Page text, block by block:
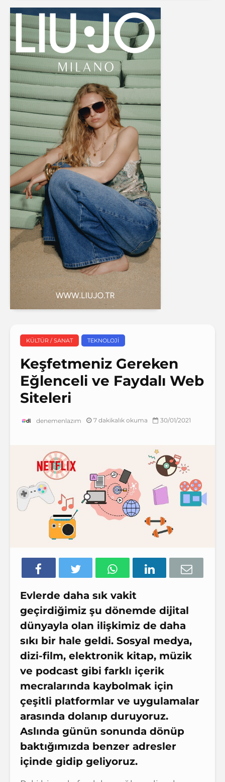
KÜLTÜR / SANAT TEKNOLOJI
Keşfetmeniz Gereken
Eğlenceli ve Faydalı Web
Siteleri
denemenlazım 7 dakikalık okuma 30/01/2021
Evlerde daha sık vakit
geçirdiğimiz şu dönemde dijital
dünyayla olan ilişkimiz de daha
sıkı bir hale geldi. Sosyal medya,
dizi-film, elektronik kitap, müzik
ve podcast gibi farklı içerik
mecralarında kaybolmak için
çeşitli platformlar ve uygulamalar
arasında dolanıp duruyoruz.
Aslında günün sonunda dönüp
baktığımızda benzer adresler
içinde gidip geliyoruz.